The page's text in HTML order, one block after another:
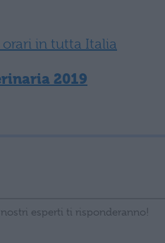
orari in tutta Italia
2019